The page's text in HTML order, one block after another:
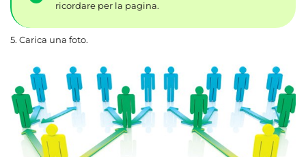
ricordare per la pagina.
5. Carica una foto.